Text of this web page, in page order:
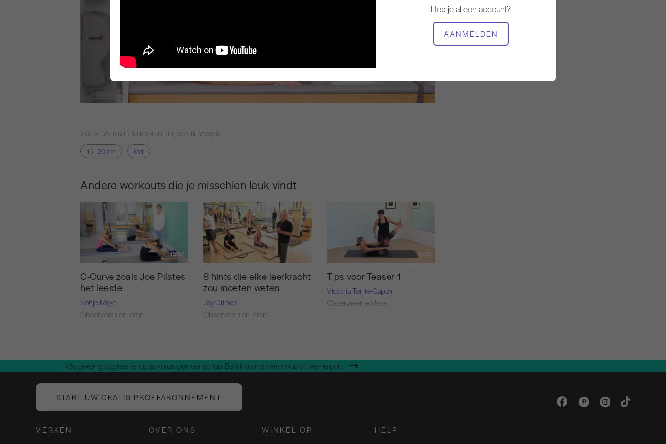
Heb je al een account?
AANMELDEN
BENODIGDE APPARATUUR
Mat
ZOEK VERGELIJKBARE LESSEN VOOR
10 - 20 min
Mat
Andere workouts die je misschien leuk vindt
15:54
C-Curve zoals Joe Pilates
het leerde
Sonje Mayo
Observeren en leren
17:17
8 hints die elke leerkracht
zou moeten weten
Jay Grimes
Observeren en leren
9:32
Tips voor Teaser 1
Victoria Torrie-Capan
Observeren en leren
We geven graag iets terug aan onze gemeenschap. Bekijk de manieren waarop we helpen.
START UW GRATIS PROEFABONNEMENT
VERKEN OVER ONS WINKEL OP HELP